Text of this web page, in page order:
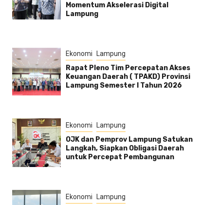
Momentum Akselerasi Digital
Lampung
Ekonomi Lampung
Rapat Pleno Tim Percepatan Akses
Keuangan Daerah ( TPAKD) Provinsi
Lampung Semester l Tahun 2026
Ekonomi Lampung
OJK dan Pemprov Lampung Satukan
Langkah, Siapkan Obligasi Daerah
untuk Percepat Pembangunan
Ekonomi Lampung